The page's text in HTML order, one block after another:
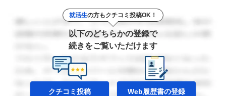
就活生の方もクチコミ投稿OK！
以下のどちらかの登録で
続きをご覧いただけます
クチコミ投稿 Web履歴書の登録